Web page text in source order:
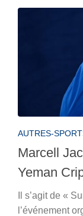
AUTRES-
Marcell
Yeman
Il s’agit de «
l’événement